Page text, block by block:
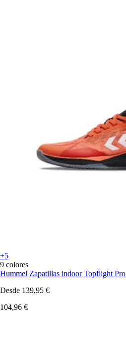
+5
9 colores
Hummel Zapatillas indoor Topflight Pro
Desde 139,95 €
104,96 €